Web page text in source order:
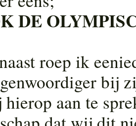
DE
roep ik
bij
aan te